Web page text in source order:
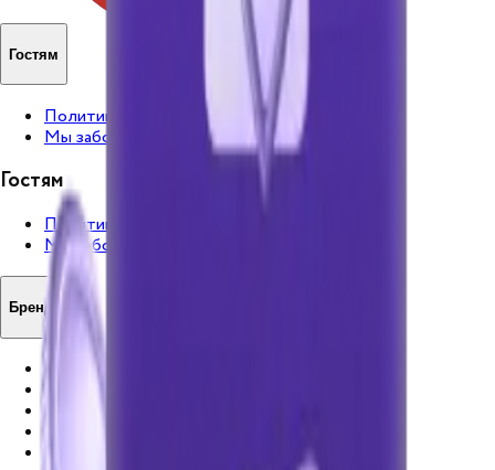
Гостям
Политика конфиденциальности
Мы заботимся
Гостям
Политика конфиденциальности
Мы заботимся
Бренды
Cosmos Collection
Cosmos Selection
Cosmos Hotels
Cosmos Stay Apartments